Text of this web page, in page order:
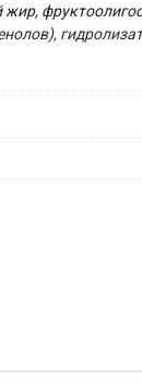
жир,
Цинк: 140 мг,